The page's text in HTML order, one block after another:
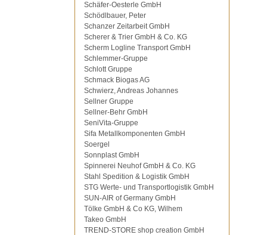
Schäfer-Oesterle GmbH
Schödlbauer, Peter
Schanzer Zeitarbeit GmbH
Scherer & Trier GmbH & Co. KG
Scherm Logline Transport GmbH
Schlemmer-Gruppe
Schlott Gruppe
Schmack Biogas AG
Schwierz, Andreas Johannes
Sellner Gruppe
Sellner-Behr GmbH
SeniVita-Gruppe
Sifa Metallkomponenten GmbH
Soergel
Sonnplast GmbH
Spinnerei Neuhof GmbH & Co. KG
Stahl Spedition & Logistik GmbH
STG Werte- und Transportlogistik GmbH
SUN-AIR of Germany GmbH
Tölke GmbH & Co KG, Wilhem
Takeo GmbH
TREND-STORE shop creation GmbH